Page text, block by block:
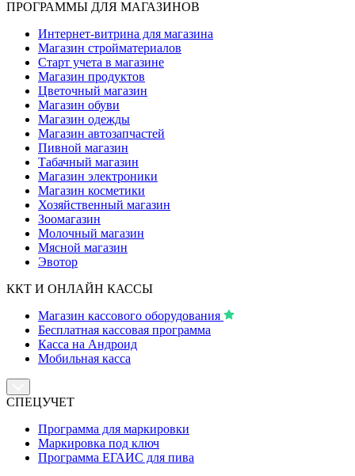
ПРОГРАММЫ ДЛЯ МАГАЗИНОВ
Интернет-витрина для магазина
Магазин стройматериалов
Старт учета в магазине
Магазин продуктов
Цветочный магазин
Магазин обуви
Магазин одежды
Магазин автозапчастей
Пивной магазин
Табачный магазин
Магазин электроники
Магазин косметики
Хозяйственный магазин
Зоомагазин
Молочный магазин
Мясной магазин
Эвотор
ККТ И ОНЛАЙН КАССЫ
Магазин кассового оборудования
Бесплатная кассовая программа
Касса на Андроид
Мобильная касса
СПЕЦУЧЕТ
Программа для маркировки
Маркировка под ключ
Программа ЕГАИС для пива